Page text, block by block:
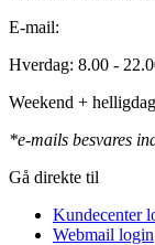
E-mail:
Hverdag: 8.00 -
Weekend +
*e-mails besvares
Gå direkte til
Kundecenter
Webmail login